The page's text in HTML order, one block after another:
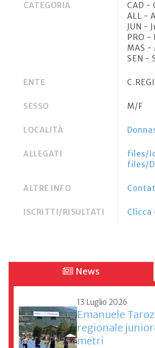
CATEGORIA
CAD -
ALL -
JUN -
PRO -
MAS -
SEN -
ENTE
SESSO M/F
LOCALITÀ
ALLEGATI
files/
files/
ALTRE INFO
ISCRITTI/RISULTATI Clicca
News
13 Luglio 2026
Emanuele
regionale
metri